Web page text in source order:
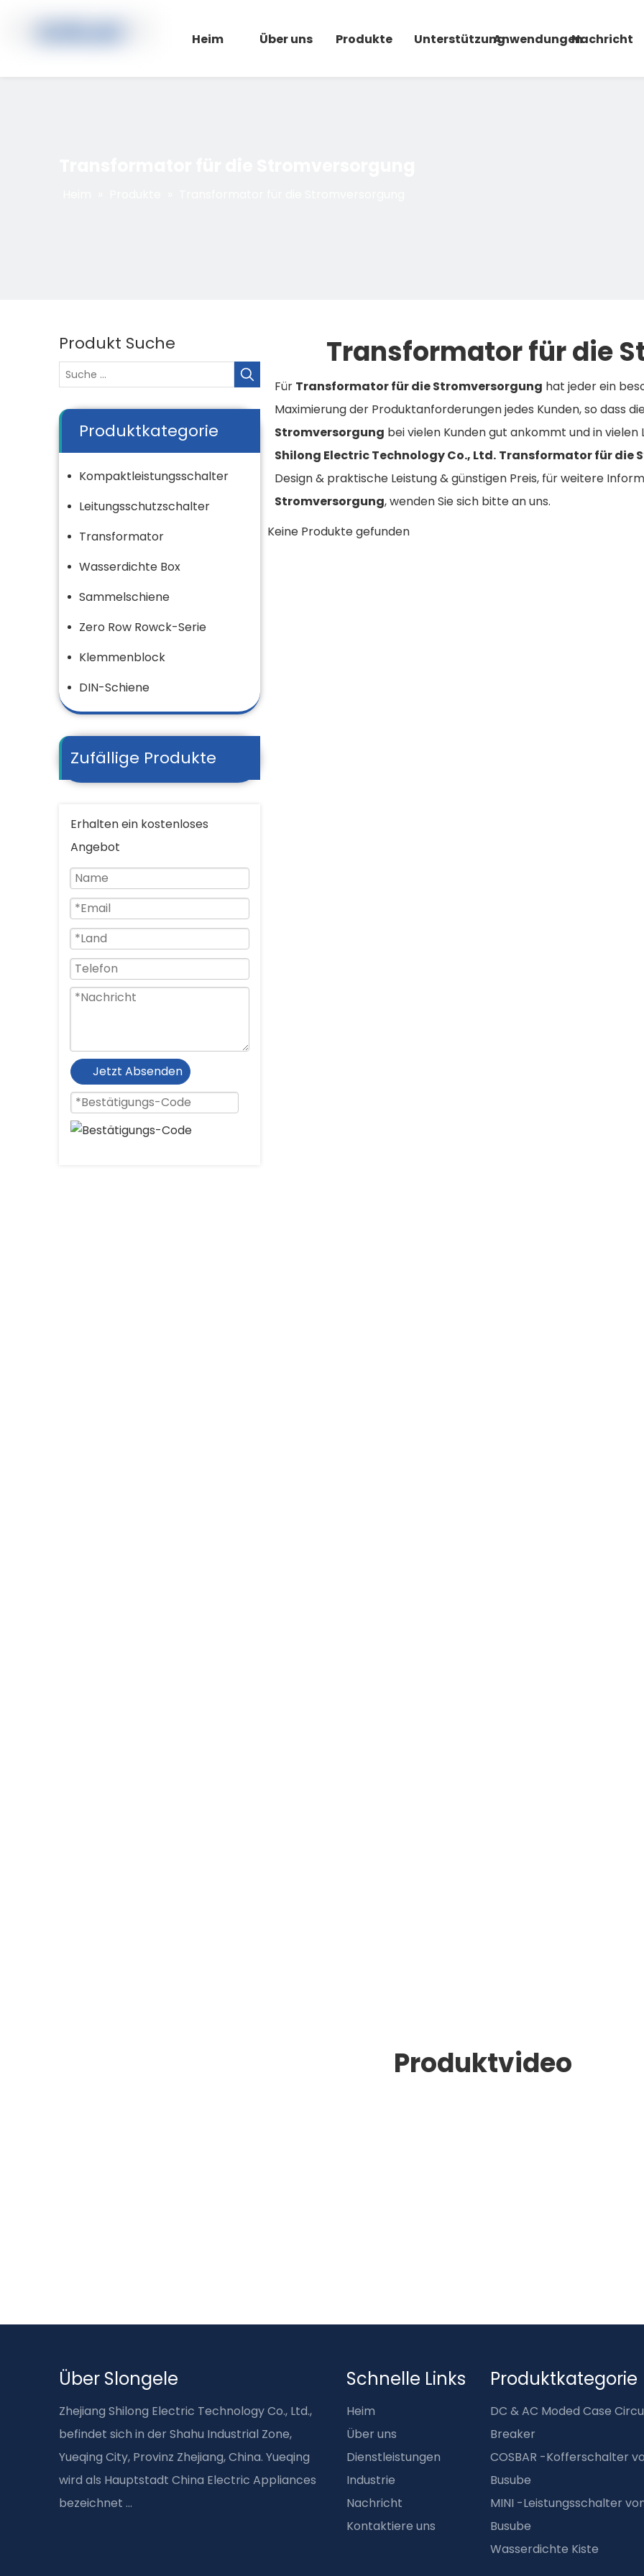
Heim Über uns Produkte UnterstützungAnwendungenNachricht
Produkt Suche
Produktkategorie
Kompaktleistungsschalter
Leitungsschutzschalter
Transformator
Wasserdichte Box
Sammelschiene
Zero Row Rowck-Serie
Klemmenblock
DIN-Schiene
Zufällige Produkte
Erhalten ein kostenloses
Angebot
Jetzt Absenden
Transformator für die
Für Transformator für die Stromversorgung hat jeder ein
Maximierung der Produktanforderungen jedes Kunden, so dass
Stromversorgung bei vielen Kunden gut ankommt und in
Shilong Electric Technology Co., Ltd. Transformator für die
Design & praktische Leistung & günstigen Preis, für weitere
Stromversorgung, wenden Sie sich bitte an uns.
Keine Produkte gefunden
Produktvideo
Über Slongele
Zhejiang Shilong Electric Technology Co., Ltd.,
befindet sich in der Shahu Industrial Zone,
Yueqing City, Provinz Zhejiang, China. Yueqing
wird als Hauptstadt China Electric Appliances
bezeichnet ...
Schnelle Links
Heim
Über uns
Dienstleistungen
Industrie
Nachricht
Kontaktiere uns
Produktkategorie
DC & AC Moded Case
Breaker
COSBAR -Kofferschalter
Busube
MINI -Leistungsschalter
Busube
Wasserdichte Kiste